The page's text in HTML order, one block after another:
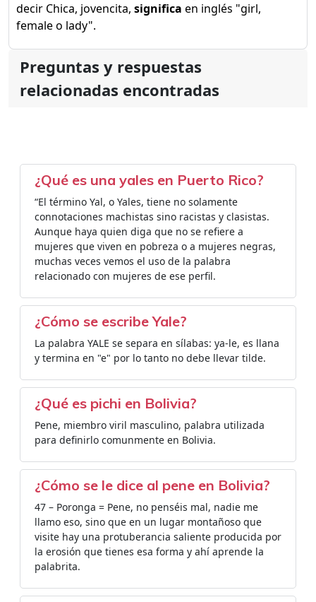
decir Chica, jovencita, significa en inglés "girl,
female o lady".
Preguntas y respuestas
relacionadas encontradas
¿Qué es una yales en Puerto Rico?
“El término Yal, o Yales, tiene no solamente
connotaciones machistas sino racistas y clasistas.
Aunque haya quien diga que no se refiere a
mujeres que viven en pobreza o a mujeres negras,
muchas veces vemos el uso de la palabra
relacionado con mujeres de ese perfil.
¿Cómo se escribe Yale?
La palabra YALE se separa en sílabas: ya-le, es llana
y termina en "e" por lo tanto no debe llevar tilde.
¿Qué es pichi en Bolivia?
Pene, miembro viril masculino, palabra utilizada
para definirlo comunmente en Bolivia.
¿Cómo se le dice al pene en Bolivia?
47 – Poronga = Pene, no penséis mal, nadie me
llamo eso, sino que en un lugar montañoso que
visite hay una protuberancia saliente producida por
la erosión que tienes esa forma y ahí aprende la
palabrita.